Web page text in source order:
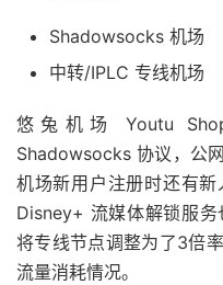
Shadowsocks 机场
中转/IPLC 专线机场
悠兔机场 Youtu
Shadowsocks 协议，公
机场新用户注册时还有
Disney+ 流媒体解锁服
将专线节点调整为了3倍
流量消耗情况。